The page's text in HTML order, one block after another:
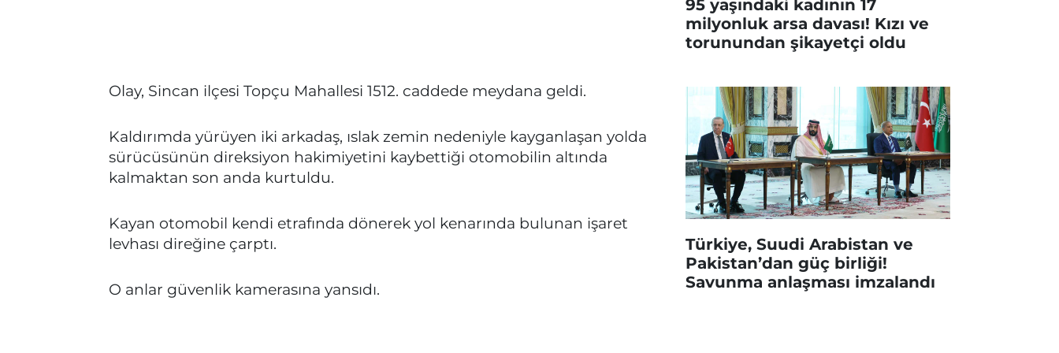
Olay, Sincan ilçesi Topçu Mahallesi 1512. caddede meydana geldi.
Kaldırımda yürüyen iki arkadaş, ıslak zemin nedeniyle kayganlaşan yolda
sürücüsünün direksiyon hakimiyetini kaybettiği otomobilin altında
kalmaktan son anda kurtuldu.
Kayan otomobil kendi etrafında dönerek yol kenarında bulunan işaret
levhası direğine çarptı.
O anlar güvenlik kamerasına yansıdı.
95 yaşındaki kadının 17
milyonluk arsa davası! Kızı ve
torunundan şikayetçi oldu
Türkiye, Suudi Arabistan ve
Pakistan’dan güç birliği!
Savunma anlaşması imzalandı